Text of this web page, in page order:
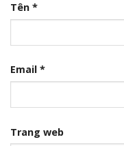
Tên *
Email *
Trang web